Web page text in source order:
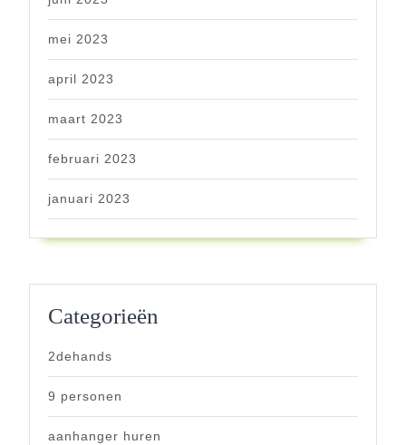
mei 2023
april 2023
maart 2023
februari 2023
januari 2023
Categorieën
2dehands
9 personen
aanhanger huren